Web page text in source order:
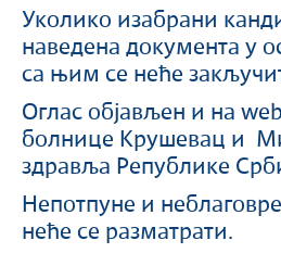
Уколико изабрани
наведена документа у
са њим се неће
Оглас објављен и на
болнице Крушевац и
здравља Републике
Непотпуне и
неће се разматрати.